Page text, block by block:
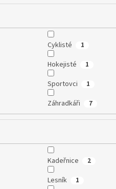
Cyklisté 1
Hokejisté 1
Sportovci 1
Záhradkáři 7
Kadeřnice 2
Lesník 1